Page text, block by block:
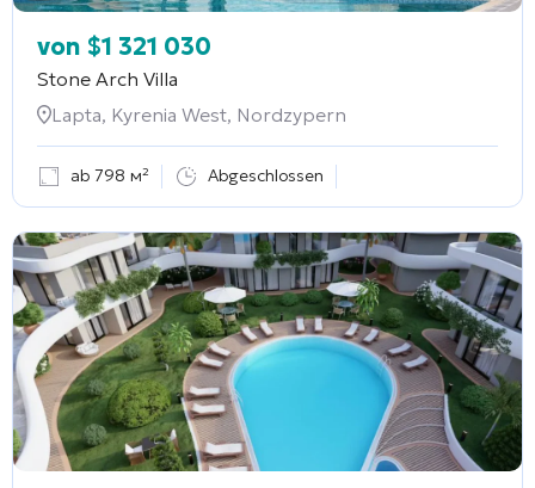
von $1 321 030
Stone Arch Villa
Lapta, Kyrenia West, Nordzypern
ab 798 м² Abgeschlossen